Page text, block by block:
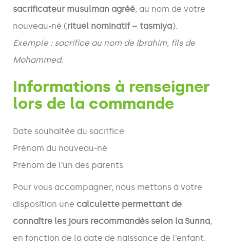
sacrificateur musulman agréé, au nom de votre
nouveau-né (rituel nominatif – tasmiya).
Exemple : sacrifice au nom de Ibrahim, fils de
Mohammed.
Informations à renseigner
lors de la commande
Date souhaitée du sacrifice
Prénom du nouveau-né
Prénom de l’un des parents
Pour vous accompagner, nous mettons à votre
disposition une calculette permettant de
connaître les jours recommandés selon la Sunna,
en fonction de la date de naissance de l’enfant.